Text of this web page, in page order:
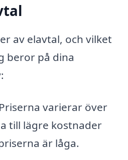
av elavtal, och vilket
beror på dina
Priserna varierar över
till lägre kostnader
är låga.